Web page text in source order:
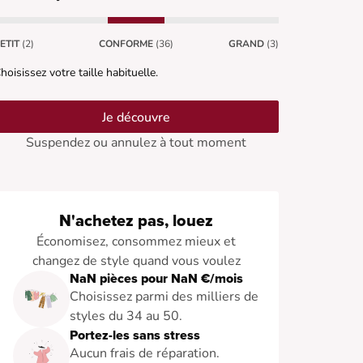
(2) CONFORME (36) GRAND (3)
votre taille habituelle.
Je découvre
Suspendez ou annulez à tout moment
N'achetez pas, louez
Économisez, consommez mieux et
changez de style quand vous voulez
NaN pièces pour NaN €/mois
Choisissez parmi des milliers de
styles du 34 au 50.
Portez-les sans stress
Aucun frais de réparation.